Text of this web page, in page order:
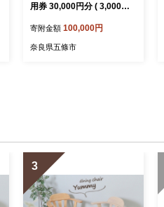
用券 30,000円分 ( 3,000円 ×
00円分 ゴルフ場チケット ご
褒美 ギフト プレゼント リ
寄附金額 100,000円
奈良県五條市
3